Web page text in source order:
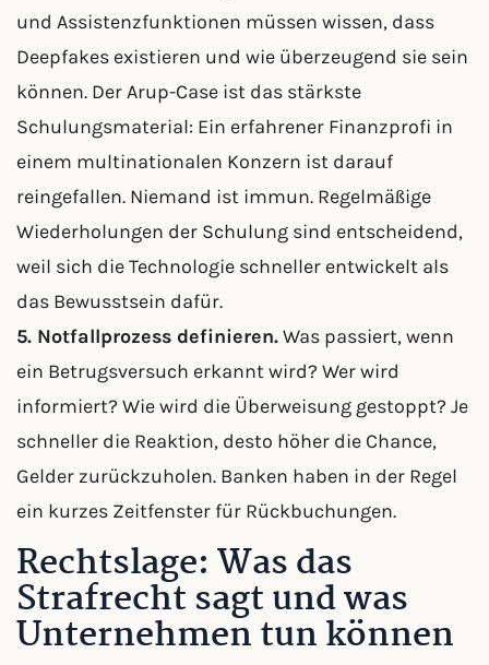
und Assistenzfunktionen müssen wissen, dass
Deepfakes existieren und wie überzeugend sie sein
können. Der Arup-Case ist das stärkste
Schulungsmaterial: Ein erfahrener Finanzprofi in
einem multinationalen Konzern ist darauf
reingefallen. Niemand ist immun. Regelmäßige
Wiederholungen der Schulung sind entscheidend,
weil sich die Technologie schneller entwickelt als
das Bewusstsein dafür.
5. Notfallprozess definieren.Was passiert, wenn
ein Betrugsversuch erkannt wird? Wer wird
informiert? Wie wird die Überweisung gestoppt? Je
schneller die Reaktion, desto höher die Chance,
Gelder zurückzuholen. Banken haben in der Regel
ein kurzes Zeitfenster für Rückbuchungen.
Rechtslage: Was das
Strafrecht sagt und was
Unternehmen tun können